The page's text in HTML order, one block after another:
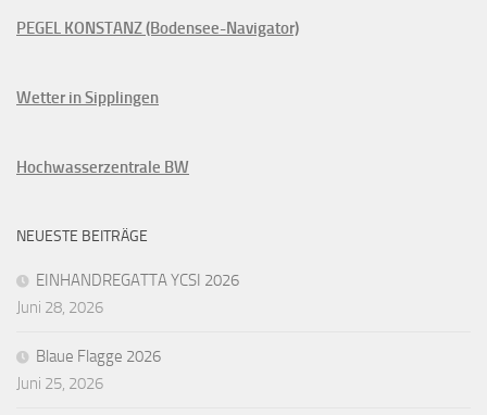
PEGEL KONSTANZ (Bodensee-Navigator)
Wetter in Sipplingen
Hochwasserzentrale BW
NEUESTE BEITRÄGE
EINHANDREGATTA YCSI 2026
Juni 28, 2026
Blaue Flagge 2026
Juni 25, 2026